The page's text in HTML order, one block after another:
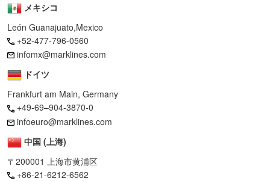
メキシコ
León Guanajuato,Mexico
+52-477-796-0560
infomx@marklines.com
ドイツ
Frankfurt am Main, Germany
+49-69–904-3870-0
infoeuro@marklines.com
中国 (上海)
〒200001 上海市黄浦区
+86-21-6212-6562